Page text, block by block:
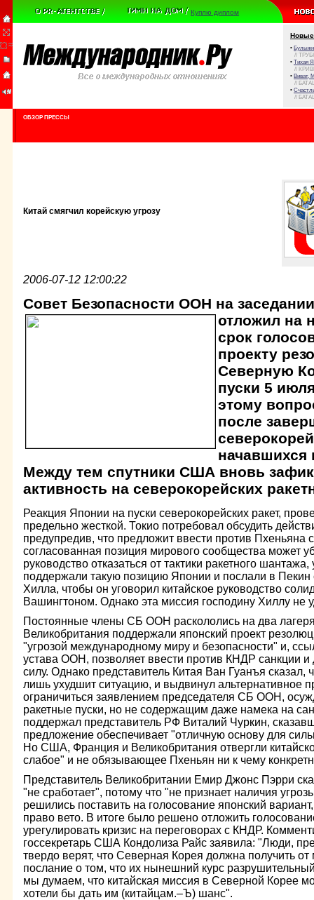
Куплю диплом
Новые
•
//
• Тихая
//
• Виват,
//
•
//
ОБЗОР ПРЕССЫ
Китай смягчил корейскую угрозу
2006-07-12 12:00:22
Совет Безопасности ООН на
отложил на
срок
проекту
Северную
пуски 5
этому
после
начавшихся
Между тем спутники США вновь
активность на северокорейских
Реакция Японии на пуски северокорейских ракет,
предельно жесткой. Токио потребовал обсудить
предупредив, что предложит ввести против Пхеньяна
согласованная позиция мирового сообщества может
руководство отказаться от тактики ракетного
поддержали такую позицию Японии и послали в
Хилла, чтобы он уговорил китайское руководство
Вашингтоном. Однако эта миссия господину Хиллу не
Постоянные члены СБ ООН раскололись на два
Великобритания поддержали японский проект
"угрозой международному миру и безопасности" и,
устава ООН, позволяет ввести против КНДР санкции
силу. Однако представитель Китая Ван Гуанъя сказал,
лишь ухудшит ситуацию, и выдвинул альтернативное
ограничиться заявлением председателя СБ ООН,
ракетные пуски, но не содержащим даже намека на
поддержал представитель РФ Виталий Чуркин,
предложение обеспечивает "отличную основу для
Но США, Франция и Великобритания отвергли
слабое" и не обязывающее Пхеньян ни к чему
Представитель Великобритании Емир Джонс Пэрри
"не сработает", потому что "не признает наличия
решились поставить на голосование японский
право вето. В итоге было решено отложить
урегулировать кризис на переговорах с КНДР.
госсекретарь США Кондолиза Райс заявила: "Люди,
твердо верят, что Северная Корея должна получить
послание о том, что их нынешний курс
мы думаем, что китайская миссия в Северной Корее
хотели бы дать им (китайцам.–Ъ) шанс".